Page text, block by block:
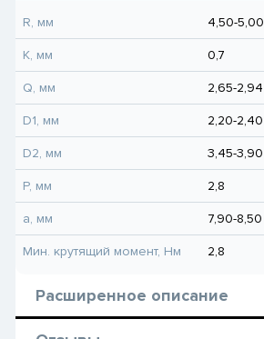
R, мм 4,50-5,00
K, мм 0,7
Q, мм 2,65-2,94
D1, мм 2,20-2,40
D2, мм 3,45-3,90
P, мм 2,8
a, мм 7,90-8,50
Мин. крутящий момент, Hм 2,8
Расширенное описание